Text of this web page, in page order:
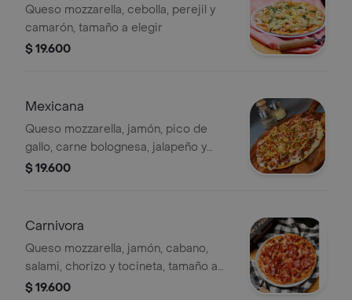
Queso mozzarella, cebolla, perejil y
camarón, tamaño a elegir
$ 19.600
Mexicana
Queso mozzarella, jamón, pico de
gallo, carne bolognesa, jalapeño y
tostacos, tamaño a elegir
$ 19.600
Carnivora
Queso mozzarella, jamón, cabano,
salami, chorizo y tocineta, tamaño a
elegir
$ 19.600